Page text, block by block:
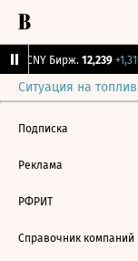
CNY Бирж. 12,239
Ситуация на
Подписка
Реклама
РФРИТ
Справочник компаний